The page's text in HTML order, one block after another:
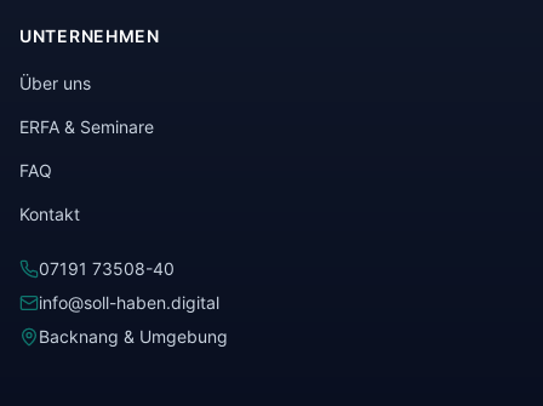
UNTERNEHMEN
Über uns
ERFA & Seminare
FAQ
Kontakt
07191 73508-40
info@soll-haben.digital
Backnang & Umgebung